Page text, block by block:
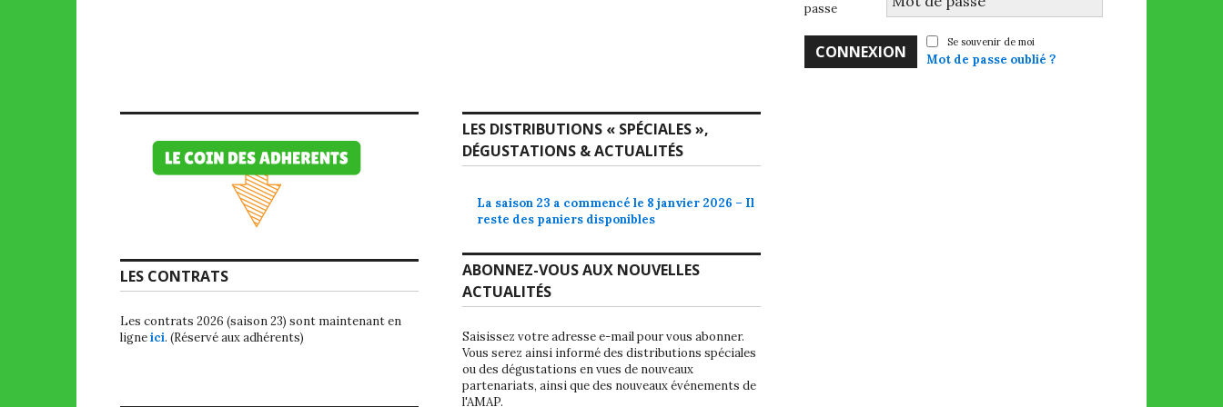
passe
Se souvenir de moi
Mot de passe oublié ?
LES CONTRATS
Les contrats 2026 (saison 23) sont maintenant en
ligneici. (Réservé aux adhérents)
LES DISTRIBUTIONS « SPÉCIALES »,
DÉGUSTATIONS & ACTUALITÉS
La saison 23 a commencé le 8 janvier 2026 – Il
reste des paniers disponibles
ABONNEZ-VOUS AUX NOUVELLES
ACTUALITÉS
Saisissez votre adresse e-mail pour vous abonner.
Vous serez ainsi informé des distributions spéciales
ou des dégustations en vues de nouveaux
partenariats, ainsi que des nouveaux événements de
l'AMAP.